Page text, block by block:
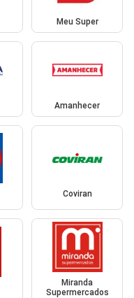
Meu Super
Amanhecer
Coviran
Miranda
Supermercados